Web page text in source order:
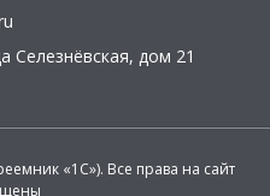
Селезнёвская, дом 21
«1С»). Все права на сайт